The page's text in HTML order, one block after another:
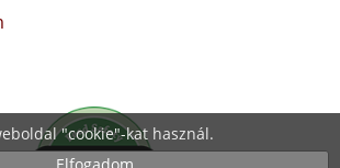
"cookie"-kat használ.